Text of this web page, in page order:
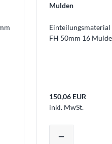
Warenkorb legen
Mulden
Einteilungsmaterial
FH 50mm 16
150,06 EUR
inkl. MwSt.
remove